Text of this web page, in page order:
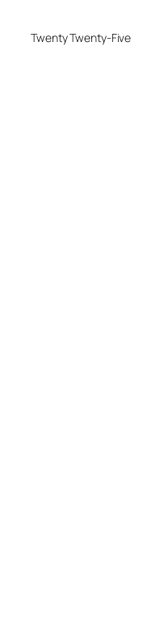
Twenty Twenty-Five